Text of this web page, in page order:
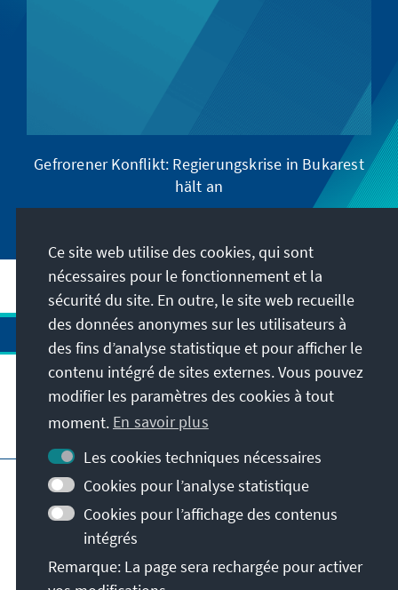
Gefrorener Konflikt: Regierungskrise in Bukarest
hält an
Visitez aussi
Impressum
Protection des données
Conditions d'utilisation
Déclaration d'accessibilité
Signaler un obstacle
Istanbul Security Conference
Ce site web utilise des cookies, qui sont
nécessaires pour le fonctionnement et la
sécurité du site. En outre, le site web recueille
des données anonymes sur les utilisateurs à
des fins d’analyse statistique et pour afficher le
contenu intégré de sites externes. Vous pouvez
modifier les paramètres des cookies à tout
moment. En savoir plus
Les cookies techniques nécessaires
Cookies pour l’analyse statistique
Cookies pour l’affichage des contenus
intégrés
Remarque: La page sera rechargée pour activer